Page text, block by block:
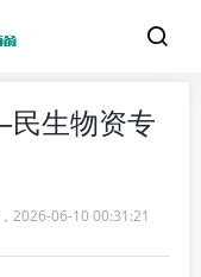
生物资专
， 2026-06-10 00:31:21